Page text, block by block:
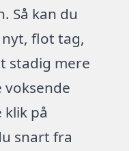
Så kan du
flot tag,
stadig mere
voksende
på
snart fra